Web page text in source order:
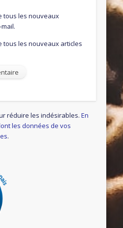
tous les nouveaux
tous les nouveaux articles
réduire les indésirables.En
les données de vos
.